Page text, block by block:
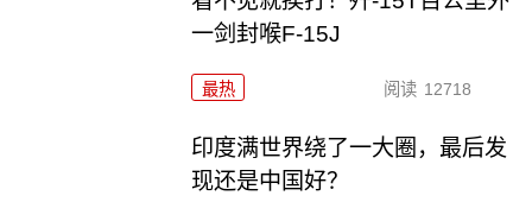
一剑封喉F-15J
最热 阅读 12718
印度满世界绕了一大圈，最后发
现还是中国好？